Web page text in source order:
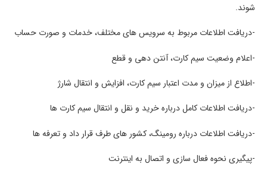
شوند.
-دریافت اطلاعات مربوط به سرویس های مختلف، خدمات و صورت حساب
-اعلام وضعیت سیم کارت، آنتن دهی و قطع
-اطلاع از میزان و مدت اعتبار سیم کارت، افزایش و انتقال شارژ
-دریافت اطلاعات کامل درباره خرید و نقل و انتقال سیم کارت ها
-دریافت اطلاعات درباره رومینگ، کشور های طرف قرار داد و تعرفه ها
-پیگیری نحوه فعال سازی و اتصال به اینترنت